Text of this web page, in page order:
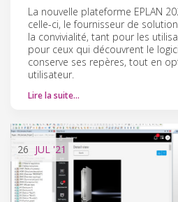
La nouvelle plateforme EPLAN
celle-ci, le fournisseur de
la convivialité, tant pour les
pour ceux qui découvrent le
conserve ses repères, tout en
utilisateur.
Lire la suite…
26 JUL '21